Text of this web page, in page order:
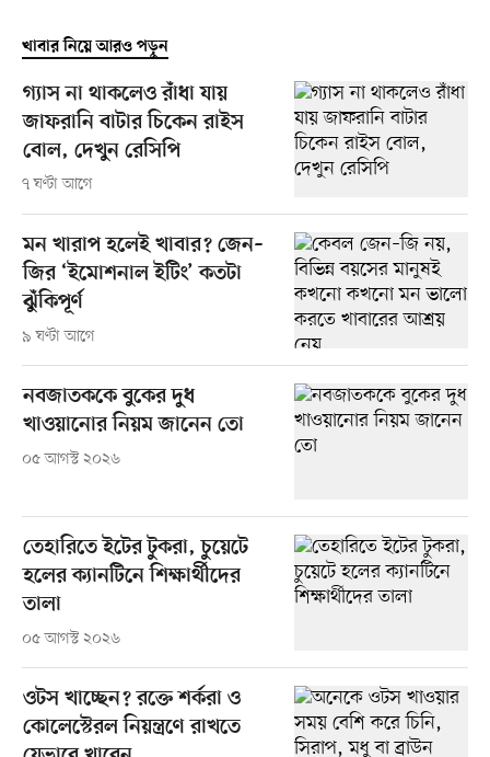
খাবার নিয়ে আরও পড়ুন
গ্যাস না থাকলেও রাঁধা যায়
জাফরানি বাটার চিকেন রাইস
বোল, দেখুন রেসিপি
৭ ঘণ্টা আগে
মন খারাপ হলেই খাবার? জেন–
জির ‘ইমোশনাল ইটিং’ কতটা
ঝুঁকিপূর্ণ
৯ ঘণ্টা আগে
নবজাতককে বুকের দুধ
খাওয়ানোর নিয়ম জানেন তো
০৫ আগস্ট ২০২৬
তেহারিতে ইটের টুকরা, চুয়েটে
হলের ক্যানটিনে শিক্ষার্থীদের
তালা
০৫ আগস্ট ২০২৬
ওটস খাচ্ছেন? রক্তে শর্করা ও
কোলেস্টেরল নিয়ন্ত্রণে রাখতে